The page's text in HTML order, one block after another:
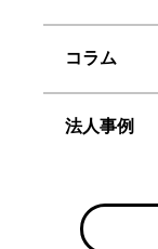
コラム
法人事例